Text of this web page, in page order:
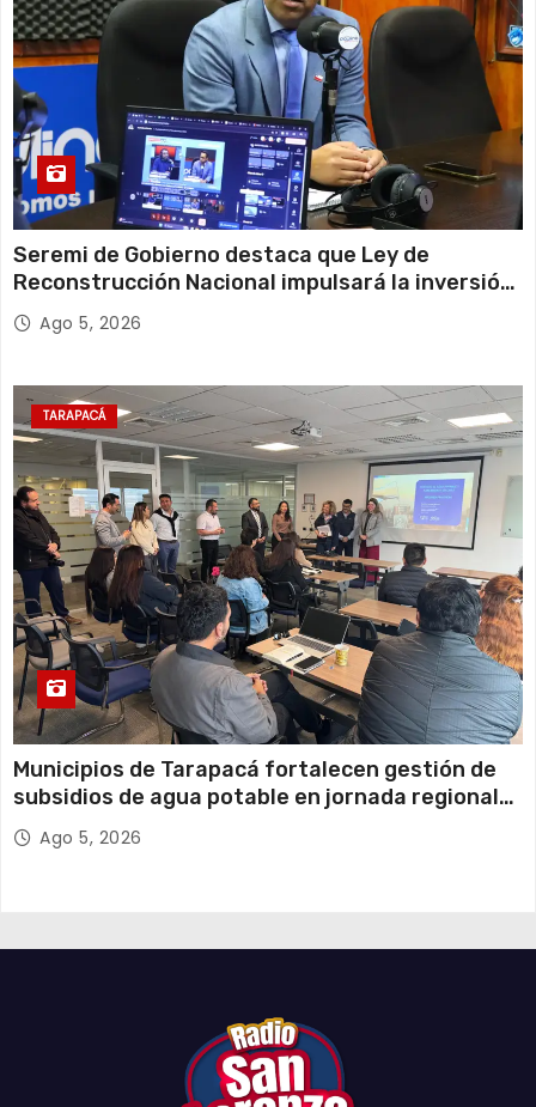
Seremi de Gobierno destaca que Ley de
Reconstrucción Nacional impulsará la inversión
y el empleo en Tarapacá
Ago 5, 2026
TARAPACÁ
Municipios de Tarapacá fortalecen gestión de
subsidios de agua potable en jornada regional
organizada por Aguas del Altiplano y ANDESS
Ago 5, 2026